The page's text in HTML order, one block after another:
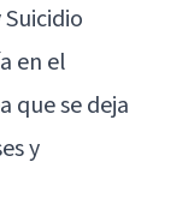
en el
que se deja
y